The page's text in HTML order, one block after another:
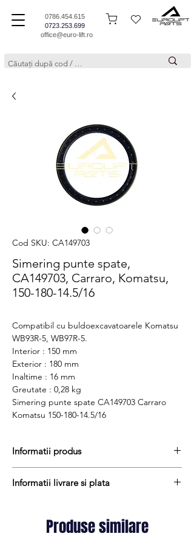
0786.454.615
0723.253.699
office@euro-lift.ro
Cod SKU: CA149703
Simering punte spate,
CA149703, Carraro, Komatsu,
150-180-14.5/16
Compatibil cu buldoexcavatoarele Komatsu
WB93R-5, WB97R-5.
Interior : 150 mm
Exterior : 180 mm
Inaltime : 16 mm
Greutate : 0,28 kg
Simering punte spate CA149703 Carraro
Komatsu 150-180-14.5/16
Informatii produs
livrare
Cod produs : CA149703
Informatii livrare si plata
expediate in termen de 1 - 2 zile lucratoare
iar termenul de livrare pentru produsele
Produse similare